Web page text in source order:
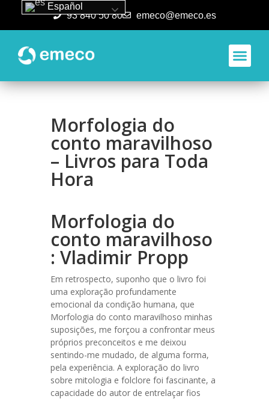
93 840 50 80 emeco@emeco.es
Morfologia do
conto maravilhoso
– Livros para Toda
Hora
Morfologia do
conto maravilhoso
: Vladimir Propp
Em retrospecto, suponho que o livro foi
uma exploração profundamente
emocional da condição humana, que
Morfologia do conto maravilhoso minhas
suposições, me forçou a confrontar meus
próprios preconceitos e me deixou
sentindo-me mudado, de alguma forma,
pela experiência. A exploração do livro
sobre mitologia e folclore foi fascinante, a
capacidade do autor de entrelaçar fios
Español